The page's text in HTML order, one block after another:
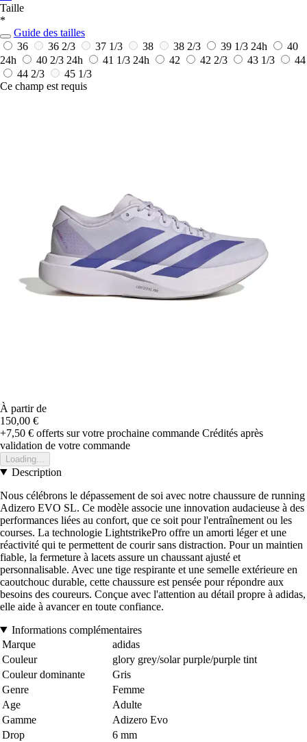
Taille
*
Guide des tailles
36
36 2/3 37 1/3 38 38 2/3 39 1/3 24h
40
24h
40 2/3 24h 41 1/3 24h 42 42 2/3 43 1/3
44
44 2/3
45 1/3
Ce champ est requis
À partir de
150,00 €
+7,50 € offerts sur votre prochaine commande Crédités après
validation de votre commande
Loading...
Description
Nous célébrons le dépassement de soi avec notre chaussure de running
Adizero EVO SL. Ce modèle associe une innovation audacieuse à des
performances liées au confort, que ce soit pour l'entraînement ou les
courses. La technologie LightstrikePro offre un amorti léger et une
réactivité qui te permettent de courir sans distraction. Pour un maintien
fiable, la fermeture à lacets assure un chaussant ajusté et
personnalisable. Avec une tige respirante et une semelle extérieure en
caoutchouc durable, cette chaussure est pensée pour répondre aux
besoins des coureurs. Conçue avec l'attention au détail propre à adidas,
elle aide à avancer en toute confiance.
Informations complémentaires
Marque
adidas
Couleur
glory grey/solar purple/purple tint
Couleur dominante
Gris
Genre
Femme
Age
Adulte
Gamme
Adizero Evo
Drop
6 mm